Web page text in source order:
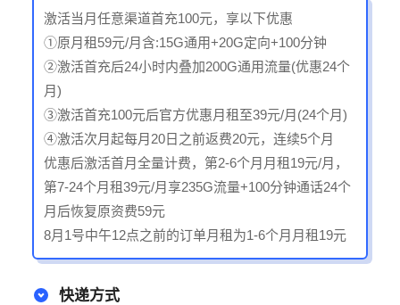
激活当月任意渠道首充100元，享以下优惠
①原月租59元/月含:15G通用+20G定向+100分钟
②激活首充后24小时内叠加200G通用流量(优惠24个
月)
③激活首充100元后官方优惠月租至39元/月(24个月)
④激活次月起每月20日之前返费20元，连续5个月
优惠后激活首月全量计费，第2-6个月月租19元/月，
第7-24个月租39元/月享235G流量+100分钟通话24个
月后恢复原资费59元
8月1号中午12点之前的订单月租为1-6个月月租19元
快递方式